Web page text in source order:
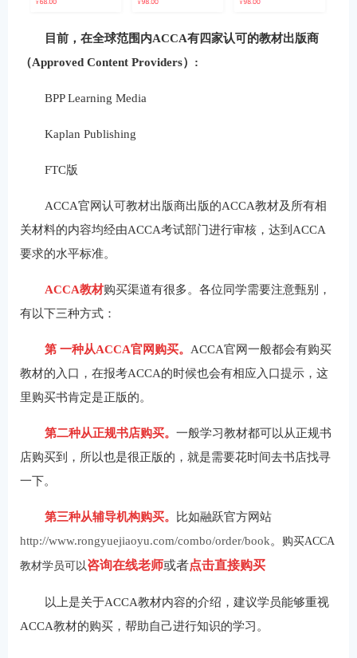
目前，在全球范围内ACCA有四家认可的教材出版商
（Approved Content Providers）:
BPP Learning Media
Kaplan Publishing
FTC版
ACCA官网认可教材出版商出版的ACCA教材及所有相
关材料的内容均经由ACCA考试部门进行审核，达到ACCA
要求的水平标准。
ACCA教材购买渠道有很多。各位同学需要注意甄别，
有以下三种方式：
第 一种从ACCA官网购买。 ACCA官网一般都会有购买
教材的入口，在报考ACCA的时候也会有相应入口提示，这
里购买书肯定是正版的。
第二种从正规书店购买。 一般学习教材都可以从正规书
店购买到，所以也是很正版的，就是需要花时间去书店找寻
一下。
第三种从辅导机构购买。
比如融跃官方网站
http://www.rongyuejiaoyu.com/combo/order/book。 购买ACCA
教材学员可以 咨询在线老师或者点击直接购买
以上是关于ACCA教材内容的介绍，建议学员能够重视
ACCA教材的购买，帮助自己进行知识的学习。